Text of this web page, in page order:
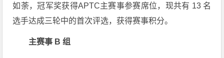
如荼，冠军奖获得APTC主赛事参赛席位，现共有 13 名
选手达成三轮中的首次评选，获得赛事积分。
主赛事 B 组